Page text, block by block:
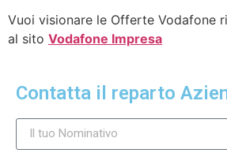
Vuoi visionare le Offerte Vodafone
al sito Vodafone Impresa
Contatta il reparto